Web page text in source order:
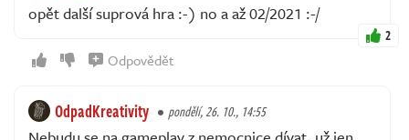
opět další suprová hra :-) no a až 02/2021 :-/
2
Odpovědět
OdpadKreativity pondělí, 26. 10., 14:55